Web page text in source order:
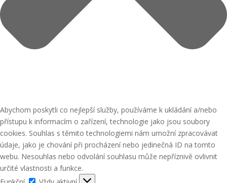
Abychom poskytli co nejlepší služby, používáme k ukládání a/nebo
přístupu k informacím o zařízení, technologie jako jsou soubory
cookies. Souhlas s těmito technologiemi nám umožní zpracovávat
údaje, jako je chování při procházení nebo jedinečná ID na tomto
webu. Nesouhlas nebo odvolání souhlasu může nepříznivě ovlivnit
určité vlastnosti a funkce.
Funkční